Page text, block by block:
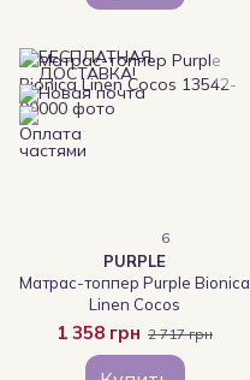
6
PURPLE
Матрас-топпер Purple Bionica
Linen Cocos
1 358 грн 2 717 грн